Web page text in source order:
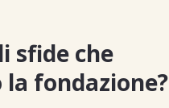
sfide che
fondazione?